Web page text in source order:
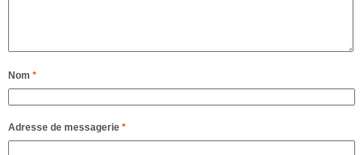
Nom *
Adresse de messagerie *